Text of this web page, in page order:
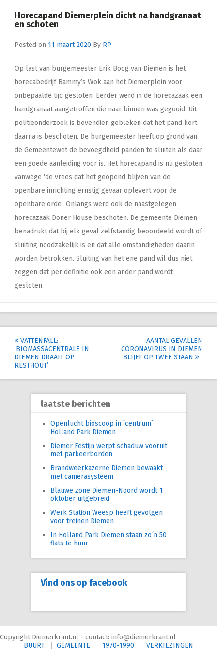
Horecapand Diemerplein dicht na handgranaat
en schoten
Posted on 11 maart 2020 By RP
Op last van burgemeester Erik Boog van Diemen is het
horecabedrijf Bammy’s Wok aan het Diemerplein voor
onbepaalde tijd gesloten. Eerder werd in de horecazaak een
handgranaat aangetroffen die naar binnen was gegooid. Uit
politieonderzoek is bovendien gebleken dat het pand kort
daarna is beschoten. De burgemeester heeft op grond van
de Gemeentewet de bevoegdheid panden te sluiten als daar
een goede aanleiding voor is. Het horecapand is nu gesloten
vanwege ‘de vrees dat het geopend blijven van de
openbare inrichting ernstig gevaar oplevert voor de
openbare orde’. Onlangs werd ook de naastgelegen
horecazaak Döner House beschoten. De gemeente Diemen
benadrukt dat bij elk geval zelfstandig beoordeeld wordt of
sluiting noodzakelijk is en dat alle omstandigheden daarin
worden betrokken. Sluiting van het ene pand wil dus niet
zeggen dat per definitie ook een ander pand wordt
gesloten.
Post
navigation
VATTENFALL:
‘BIOMASSACENTRALE IN
DIEMEN DRAAIT OP
RESTHOUT’
AANTAL GEVALLEN
CORONAVIRUS IN DIEMEN
BLIJFT OP TWEE STAAN
laatste berichten
Openlucht bioscoop in ´centrum´
Holland Park Diemen
Diemer Festijn werpt schaduw vooruit
met parkeerborden
Brandweerkazerne Diemen bewaakt
met camerasysteem
Blauwe zone Diemen-Noord wordt 1
oktober uitgebreid
Werk Station Weesp heeft gevolgen
voor treinen Diemen
In Holland Park Diemen staan zo´n 50
flats te huur
Vind ons op facebook
Copyright Diemerkrant.nl - contact: info@diemerkrant.nl
BUURT
GEMEENTE 1970-1990
VERKIEZINGEN